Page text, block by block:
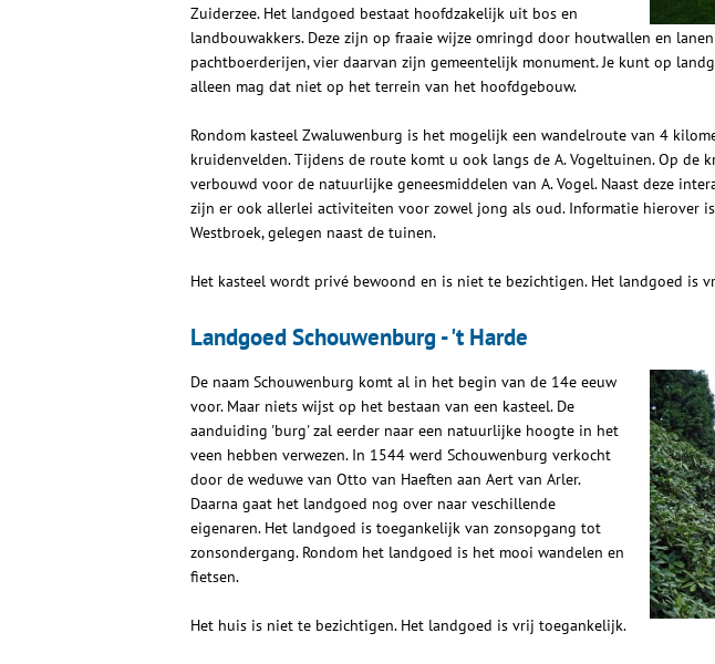
Zuiderzee. Het landgoed bestaat hoofdzakelijk uit bos en
landbouwakkers. Deze zijn op fraaie wijze omringd door houtwallen en
pachtboerderijen, vier daarvan zijn gemeentelijk monument. Je kunt op
alleen mag dat niet op het terrein van het hoofdgebouw.
Rondom kasteel Zwaluwenburg is het mogelijk een wandelroute van 4
kruidenvelden. Tijdens de route komt u ook langs de A. Vogeltuinen. Op de
verbouwd voor de natuurlijke geneesmiddelen van A. Vogel. Naast deze
zijn er ook allerlei activiteiten voor zowel jong als oud. Informatie hierover
Westbroek, gelegen naast de tuinen.
Het kasteel wordt privé bewoond en is niet te bezichtigen. Het landgoed is
Landgoed Schouwenburg - 't Harde
De naam Schouwenburg komt al in het begin van de 14e eeuw
voor. Maar niets wijst op het bestaan van een kasteel. De
aanduiding 'burg' zal eerder naar een natuurlijke hoogte in het
veen hebben verwezen. In 1544 werd Schouwenburg verkocht
door de weduwe van Otto van Haeften aan Aert van Arler.
Daarna gaat het landgoed nog over naar veschillende
eigenaren. Het landgoed is toegankelijk van zonsopgang tot
zonsondergang. Rondom het landgoed is het mooi wandelen en
fietsen.
Het huis is niet te bezichtigen. Het landgoed is vrij toegankelijk.